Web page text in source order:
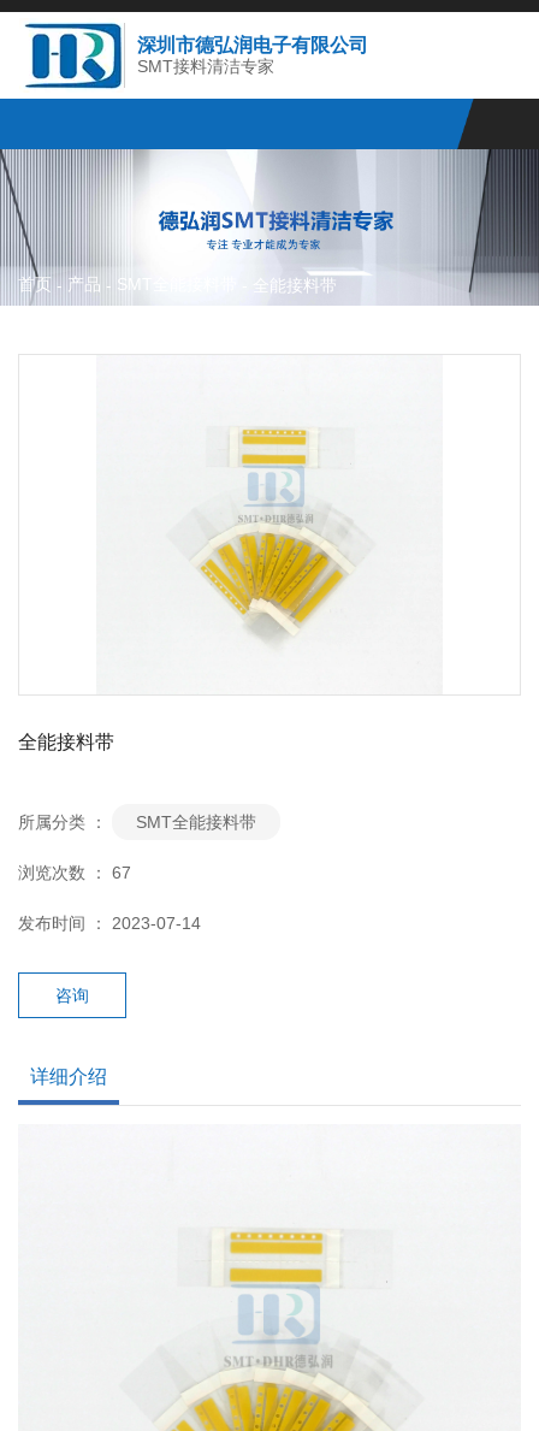
深圳市德弘润电子有限公司
SMT接料清洁专家
首页 - 产品 - SMT全能接料带 全能接料带
全能接料带
所属分类 ： SMT全能接料带
浏览次数 ： 67
发布时间 ： 2023-07-14
咨询
详细介绍